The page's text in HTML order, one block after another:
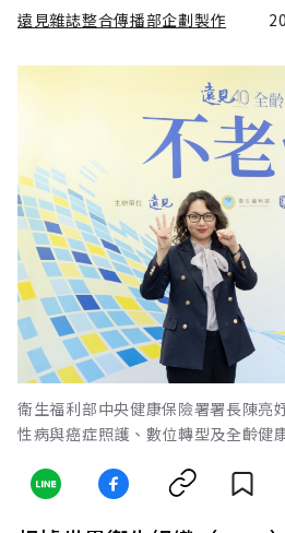
遠見雜誌整合傳播部企劃製作
衛生福利部中央健康保險署署長陳亮
性病與癌症照護、數位轉型及全齡健